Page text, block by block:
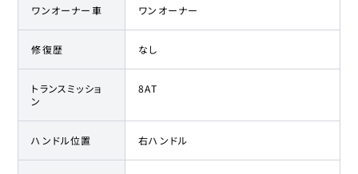
ワンオーナー車 ワンオーナー
修復歴 なし
トランスミッショ
ン
8AT
ハンドル位置 右ハンドル